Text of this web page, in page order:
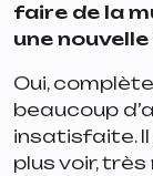
faire de la
une
Oui,
beaucoup
insatisfaite. Il
plus voir,